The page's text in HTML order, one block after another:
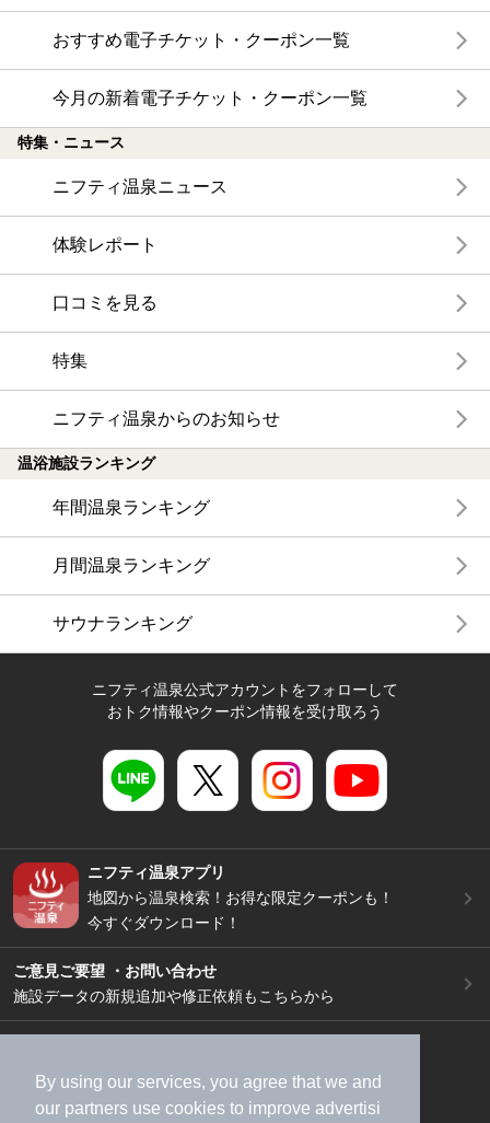
By using our services, you agree that we and
our partners use cookies to improve advertisi
おすすめ電子チケット・クーポン一覧
今月の新着電子チケット・クーポン一覧
特集・ニュース
ニフティ温泉ニュース
体験レポート
口コミを見る
特集
ニフティ温泉からのお知らせ
温浴施設ランキング
年間温泉ランキング
月間温泉ランキング
サウナランキング
ニフティ温泉公式アカウントをフォローして
おトク情報やクーポン情報を受け取ろう
ニフティ温泉アプリ
地図から温泉検索！お得な限定クーポンも！
今すぐダウンロード！
ご意見ご要望 ・お問い合わせ
施設データの新規追加や修正依頼もこちらから
加盟店募集（資料請求）
広告出稿のご案内
利用規約
ライフスタイルMEMBERS+規約